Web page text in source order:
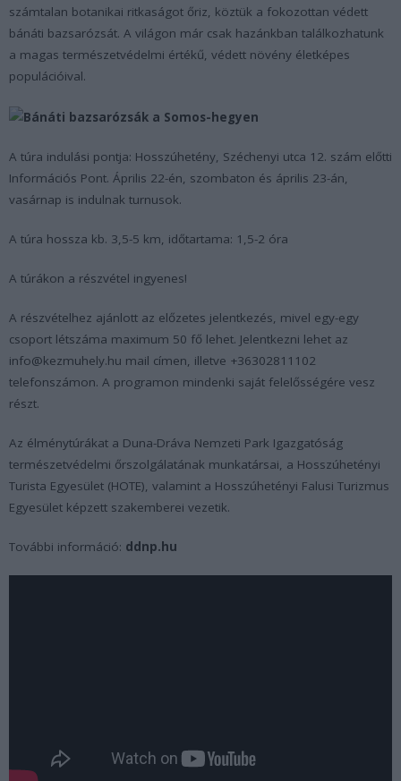
számtalan botanikai ritkaságot őriz, köztük a fokozottan védett
bánáti bazsarózsát. A világon már csak hazánkban találkozhatunk
a magas természetvédelmi értékű, védett növény életképes
populációival.
A túra indulási pontja: Hosszúhetény, Széchenyi utca 12. szám előtti
Információs Pont. Április 22-én, szombaton és április 23-án,
vasárnap is indulnak turnusok.
A túra hossza kb. 3,5-5 km, időtartama: 1,5-2 óra
A túrákon a részvétel ingyenes!
A részvételhez ajánlott az előzetes jelentkezés, mivel egy-egy
csoport létszáma maximum 50 fő lehet. Jelentkezni lehet az
info@kezmuhely.hu mail címen, illetve +36302811102
telefonszámon. A programon mindenki saját felelősségére vesz
részt.
Az élménytúrákat a Duna-Dráva Nemzeti Park Igazgatóság
természetvédelmi őrszolgálatának munkatársai, a Hosszúhetényi
Turista Egyesület (HOTE), valamint a Hosszúhetényi Falusi Turizmus
Egyesület képzett szakemberei vezetik.
További információ: ddnp.hu